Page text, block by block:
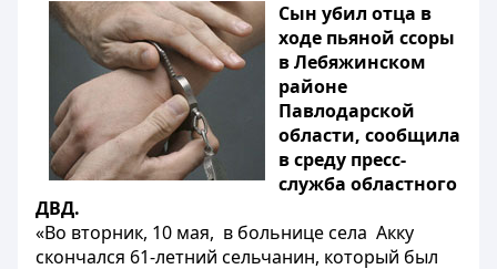
Сын убил отца в
ходе пьяной ссоры
в Лебяжинском
районе
Павлодарской
области, сообщила
в среду пресс-
служба областного
ДВД.
«Во вторник, 10 мая, в больнице села Акку
скончался 61-летний сельчанин, который был